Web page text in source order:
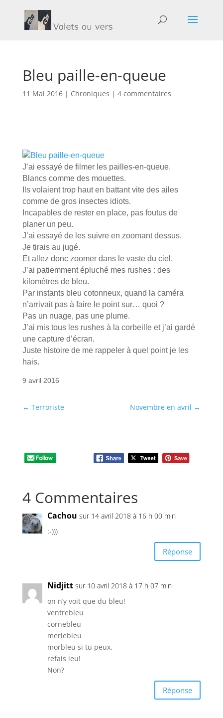
Bleu paille-en-queue
11 Mai 2016| Chroniques | 4 commentaires
J’ai essayé de filmer les pailles-en-queue.
Blancs comme des mouettes.
Ils volaient trop haut en battant vite des ailes
comme de gros insectes idiots.
Incapables de rester en place, pas foutus de
planer un peu.
J’ai essayé de les suivre en zoomant dessus.
Je tirais au jugé.
Et allez donc zoomer dans le vaste du ciel.
J’ai patiemment épluché mes rushes : des
kilomètres de bleu.
Par instants bleu cotonneux, quand la caméra
n’arrivait pas à faire le point sur… quoi ?
Pas un nuage, pas une plume.
J’ai mis tous les rushes à la corbeille et j’ai gardé
une capture d’écran.
Juste histoire de me rappeler à quel point je les
hais.
9 avril 2016
← Terroriste Novembre en avril →
4 Commentaires
Cachou sur 14 avril 2018 à 16 h 00 min
:-)))
Réponse
Nidjitt sur 10 avril 2018 à 17 h 07 min
on n’y voit que du bleu!
ventrebleu
cornebleu
merlebleu
morbleu si tu peux,
refais leu!
Non?
Réponse